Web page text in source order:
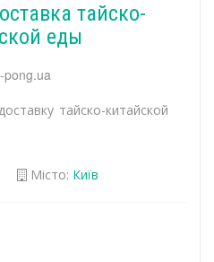
тайско-
еды
pong.ua
тайско-китайской
Місто: Київ